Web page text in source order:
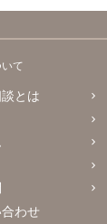
て
とは
わせ